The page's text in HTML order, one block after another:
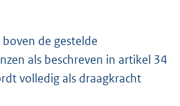
de gestelde
als beschreven in artikel 34
volledig als draagkracht